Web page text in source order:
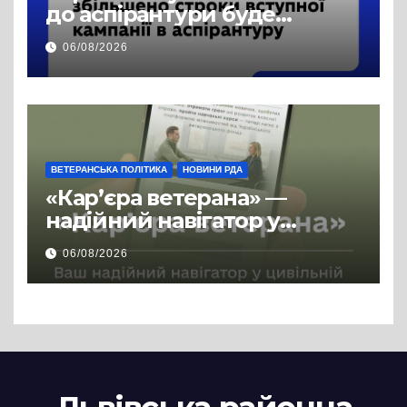
до аспірантури буде
продовжено
06/08/2026
ВЕТЕРАНСЬКА ПОЛІТИКА НОВИНИ РДА
«Кар’єра ветерана» —
надійний навігатор у
цивільній професії
06/08/2026